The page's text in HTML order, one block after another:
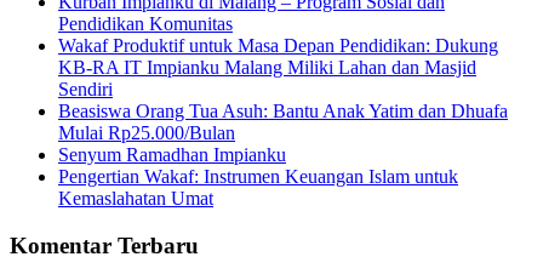
Pendidikan Komunitas
Wakaf Produktif untuk Masa Depan Pendidikan: Dukung
KB-RA IT Impianku Malang Miliki Lahan dan Masjid
Sendiri
Beasiswa Orang Tua Asuh: Bantu Anak Yatim dan Dhuafa
Mulai Rp25.000/Bulan
Senyum Ramadhan Impianku
Pengertian Wakaf: Instrumen Keuangan Islam untuk
Kemaslahatan Umat
Komentar Terbaru